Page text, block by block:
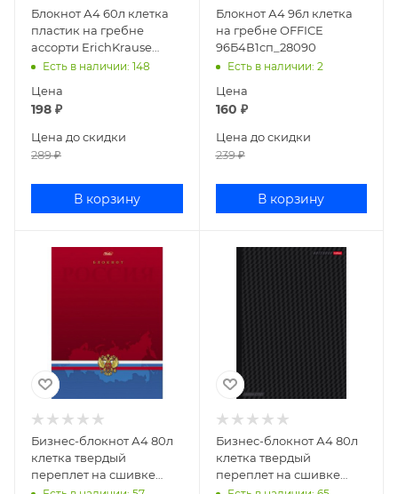
Блокнот А4 60л клетка
пластик на гребне
ассорти ErichKrause
Classic 49676
Есть в наличии: 148
Цена
198 ₽
Цена до скидки
289₽
В корзину
Блокнот А4 96л клетка
на гребне OFFICE
96Б4В1сп_28090
Есть в наличии: 2
Цена
160 ₽
Цена до скидки
239₽
В корзину
Бизнес-блокнот А4 80л
клетка твердый
переплет на сшивке
Россия 80ББ4влВ1_14358
Бизнес-блокнот А4 80л
клетка твердый
переплет на сшивке
CarbonStyle